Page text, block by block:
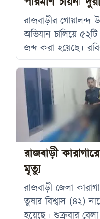
রাজবাড়ীর গোয়ালন্দ
অভিযান চালিয়ে
জব্দ করা হয়েছে। রবিবার (২৬ জুলাই) সকাল
থেকে বিকাল পর্যন্ত
স্থানে দৌলতদিয়া
(১৩০০ মিটার)
জব্দ করে
করা হয়। দৌলতদিয়া নৌ পুলিশের অফিসার
ইনচার্জ (ওসি)
পরিচালনা করা
রাজবাড়ী
মৃত্যু
রাজবাড়ী জেলা
তুষার বিশ্বাস (৪২)
হয়েছে। শুক্রবার